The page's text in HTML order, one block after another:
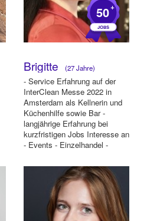
50+
Brigitte (27 Jahre)
- Service Erfahrung auf der
InterClean Messe 2022 in
Amsterdam als Kellnerin und
Küchenhilfe sowie Bar -
langjährige Erfahrung bei
kurzfristigen Jobs Interesse an
- Events - Einzelhandel -